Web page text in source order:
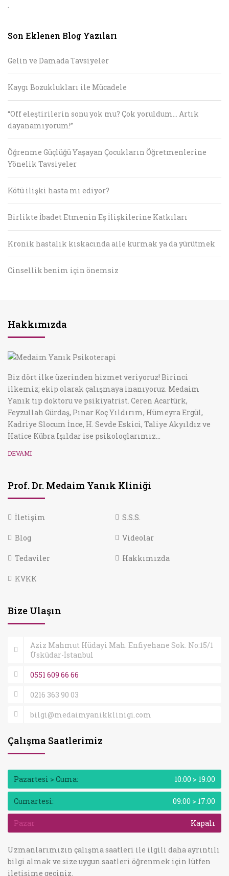
Son Eklenen Blog Yazıları
Gelin ve Damada Tavsiyeler
Kaygı Bozuklukları ile Mücadele
“Off eleştirilerin sonu yok mu? Çok yoruldum… Artık
dayanamıyorum!”
Öğrenme Güçlüğü Yaşayan Çocukların Öğretmenlerine
Yönelik Tavsiyeler
Kötü ilişki hasta mı ediyor?
Birlikte İbadet Etmenin Eş İlişkilerine Katkıları
Kronik hastalık kıskacında aile kurmak ya da yürütmek
Cinsellik benim için önemsiz
Hakkımızda
Biz dört ilke üzerinden hizmet veriyoruz! Birinci
ilkemiz; ekip olarak çalışmaya inanıyoruz. Medaim
Yanık tıp doktoru ve psikiyatrist. Ceren Acartürk,
Feyzullah Gürdaş, Pınar Koç Yıldırım, Hümeyra Ergül,
Kadriye Slocum İnce, H. Sevde Eskici, Taliye Akyıldız ve
Hatice Kübra Işıldar ise psikologlarımız...
DEVAMI
Prof. Dr. Medaim Yanık Kliniği
İletişim S.S.S.
Blog Videolar
Tedaviler Hakkımızda
KVKK
Bize Ulaşın
Aziz Mahmut Hüdayi Mah. Enfiyehane Sok. No:15/1
Üsküdar-İstanbul
0551 609 66 66
0216 363 90 03
bilgi@medaimyanikklinigi.com
Çalışma Saatlerimiz
Pazartesi > Cuma: 10:00 > 19:00
Cumartesi: 09:00 > 17:00
Pazar Kapalı
Uzmanlarımızın çalışma saatleri ile ilgili daha ayrıntılı
bilgi almak ve size uygun saatleri öğrenmek için lütfen
iletişime geçiniz.